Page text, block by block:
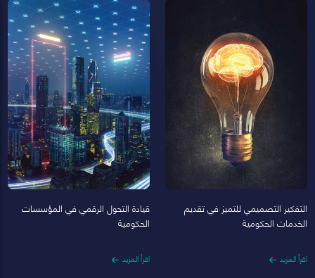
التفكير التصميمي للتميز في تقديم
الخدمات الحكومية
اقرأ المزيد
قيادة التحول الرقمي في المؤسسات
الحكومية
اقرأ المزيد